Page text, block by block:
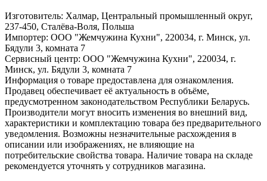
Изготовитель: Халмар, Центральный промышленный округ,
237-450, Сталёва-Воля, Польша
Импортер: ООО "Жемчужина Кухни", 220034, г. Минск, ул.
Бядули 3, комната 7
Сервисный центр: ООО "Жемчужина Кухни", 220034, г.
Минск, ул. Бядули 3, комната 7
Информация о товаре предоставлена для ознакомления.
Продавец обеспечивает её актуальность в объёме,
предусмотренном законодательством Республики Беларусь.
Производители могут вносить изменения во внешний вид,
характеристики и комплектацию товара без предварительного
уведомления. Возможны незначительные расхождения в
описании или изображениях, не влияющие на
потребительские свойства товара. Наличие товара на складе
рекомендуется уточнять у сотрудников магазина.